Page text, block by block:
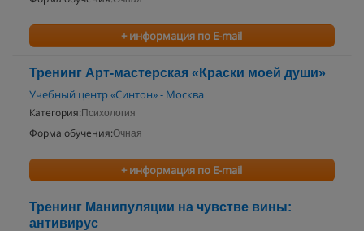
+ информация по E-mail
Тренинг Арт-мастерская «Краски моей души»
Учебный центр «Синтон» - Москва
Категория: Психология
Форма обучения:Очная
+ информация по E-mail
Тренинг Манипуляции на чувстве вины:
антивирус